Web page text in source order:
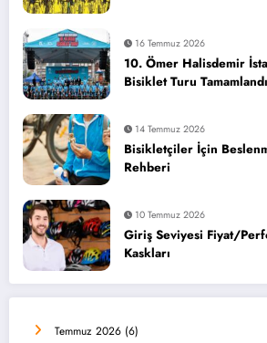
16 Temmuz 2026
10. Ömer Halisdemir
Bisiklet Turu Tamamlandı
14 Temmuz 2026
Bisikletçiler İçin
Rehberi
10 Temmuz 2026
Giriş Seviyesi Fiyat/
Kaskları
Temmuz 2026 (6)